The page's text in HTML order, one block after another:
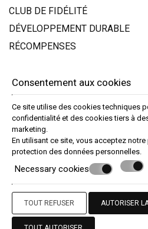
CLUB DE FIDÉLITÉ
DÉVELOPPEMENT DURABLE
RÉCOMPENSES
INFO
Termes et Conditions
Confidentialité
︿
Consentement aux cookies
Ce site utilise des cookies techniques
confidentialité et des cookies tiers à
marketing.
En utilisant ce site, vous acceptez
protection des données personnelles
Necessary cookies
TOUT REFUSER AUTORISER